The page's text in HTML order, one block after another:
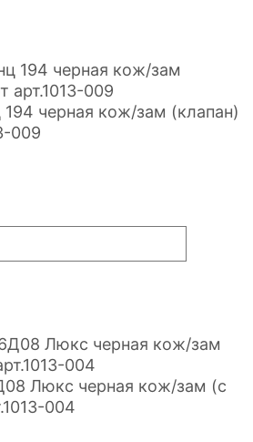
черная кож/зам (клапан)
009
Люкс черная кож/зам (с
004